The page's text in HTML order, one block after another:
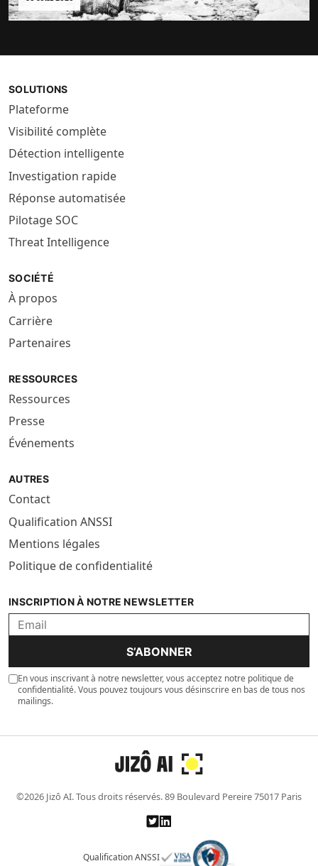
SOLUTIONS
Plateforme
Visibilité complète
Détection intelligente
Investigation rapide
Réponse automatisée
Pilotage SOC
Threat Intelligence
SOCIÉTÉ
À propos
Carrière
Partenaires
RESSOURCES
Ressources
Presse
Événements
AUTRES
Contact
Qualification ANSSI
Mentions légales
Politique de confidentialité
INSCRIPTION À NOTRE NEWSLETTER
S’ABONNER
En vous inscrivant à notre newsletter, vous acceptez notre politique de
confidentialité. Vous pouvez toujours vous désinscrire en bas de tous nos
mailings.
©2026 Jizô AI. Tous droits réservés. 89 Boulevard Pereire 75017 Paris
Qualification ANSSI